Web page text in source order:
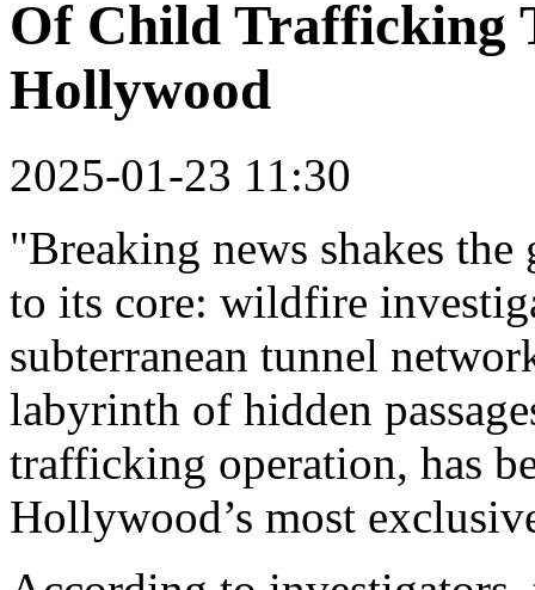
Of Child Trafficking
Hollywood
2025-01-23 11:30
"Breaking news shakes
to its core: wildfire
subterranean tunnel
labyrinth of hidden
trafficking operation, has
Hollywood’s most